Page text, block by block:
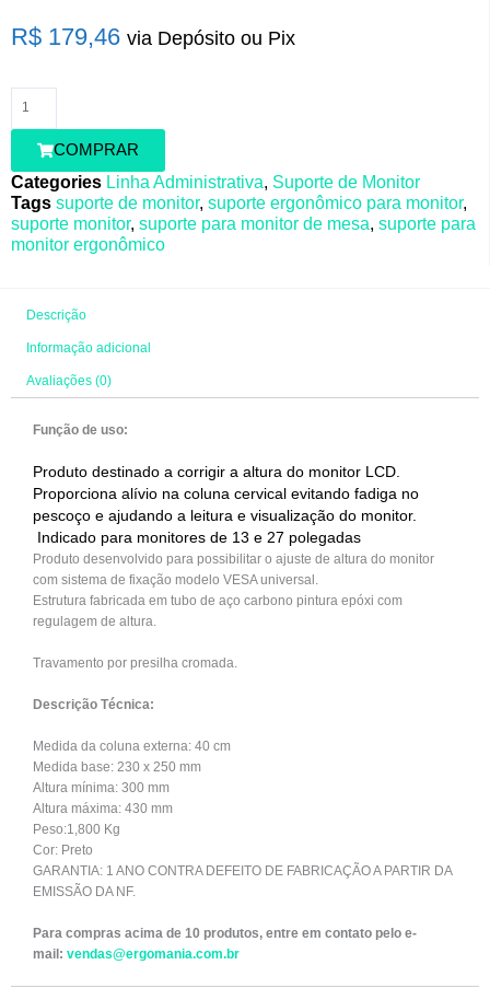
R$ 179,46 via Depósito ou Pix
Vênus
COMPRAR
Categories Linha Administrativa, Suporte de Monitor
Tags suporte de monitor, suporte ergonômico para monitor,
suporte monitor, suporte para monitor de mesa, suporte para
monitor ergonômico
Descrição
Informação adicional
Avaliações (0)
Função de uso:
Produto destinado a corrigir a altura do monitor LCD.
Proporciona alívio na coluna cervical evitando fadiga no
pescoço e ajudando a leitura e visualização do monitor.
Indicado para monitores de 13 e 27 polegadas
Produto desenvolvido para possibilitar o ajuste de altura do monitor
com sistema de fixação modelo VESA universal.
Estrutura fabricada em tubo de aço carbono pintura epóxi com
regulagem de altura.
Travamento por presilha cromada.
Descrição Técnica:
Medida da coluna externa: 40 cm
Medida base: 230 x 250 mm
Altura mínima: 300 mm
Altura máxima: 430 mm
Peso:1,800 Kg
Cor: Preto
GARANTIA: 1 ANO CONTRA DEFEITO DE FABRICAÇÃO A PARTIR DA
EMISSÃO DA NF.
Para compras acima de 10 produtos, entre em contato pelo e-
mail: vendas@ergomania.com.br